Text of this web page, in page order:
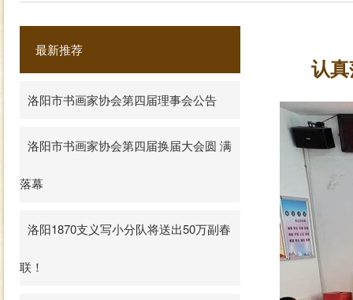
最新推荐
洛阳市书画家协会第四届理事会公告
洛阳市书画家协会第四届换届大会圆 满
落幕
洛阳1870支义写小分队将送出50万副春
联！
认